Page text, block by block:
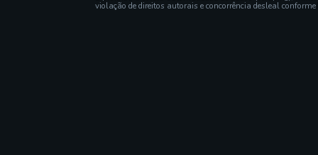
violação de direitos autorais e concorrência desleal